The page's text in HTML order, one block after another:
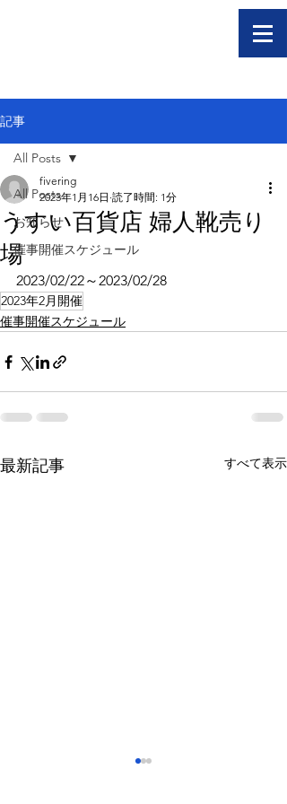
記事
All Posts
お知らせ
催事開催スケジュール
All Posts
うすい百貨店 婦人靴売り
場
fivering
2023年1月16日 読了時間: 1分
2023/02/22～2023/02/28
2023年2月開催
催事開催スケジュール
最新記事 すべて表示